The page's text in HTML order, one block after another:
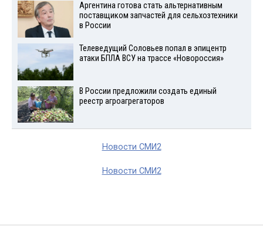
Аргентина готова стать альтернативным
поставщиком запчастей для сельхозтехники
в России
Телеведущий Соловьев попал в эпицентр
атаки БПЛА ВСУ на трассе «Новороссия»
В России предложили создать единый
реестр агроагрегаторов
Новости СМИ2
Новости СМИ2